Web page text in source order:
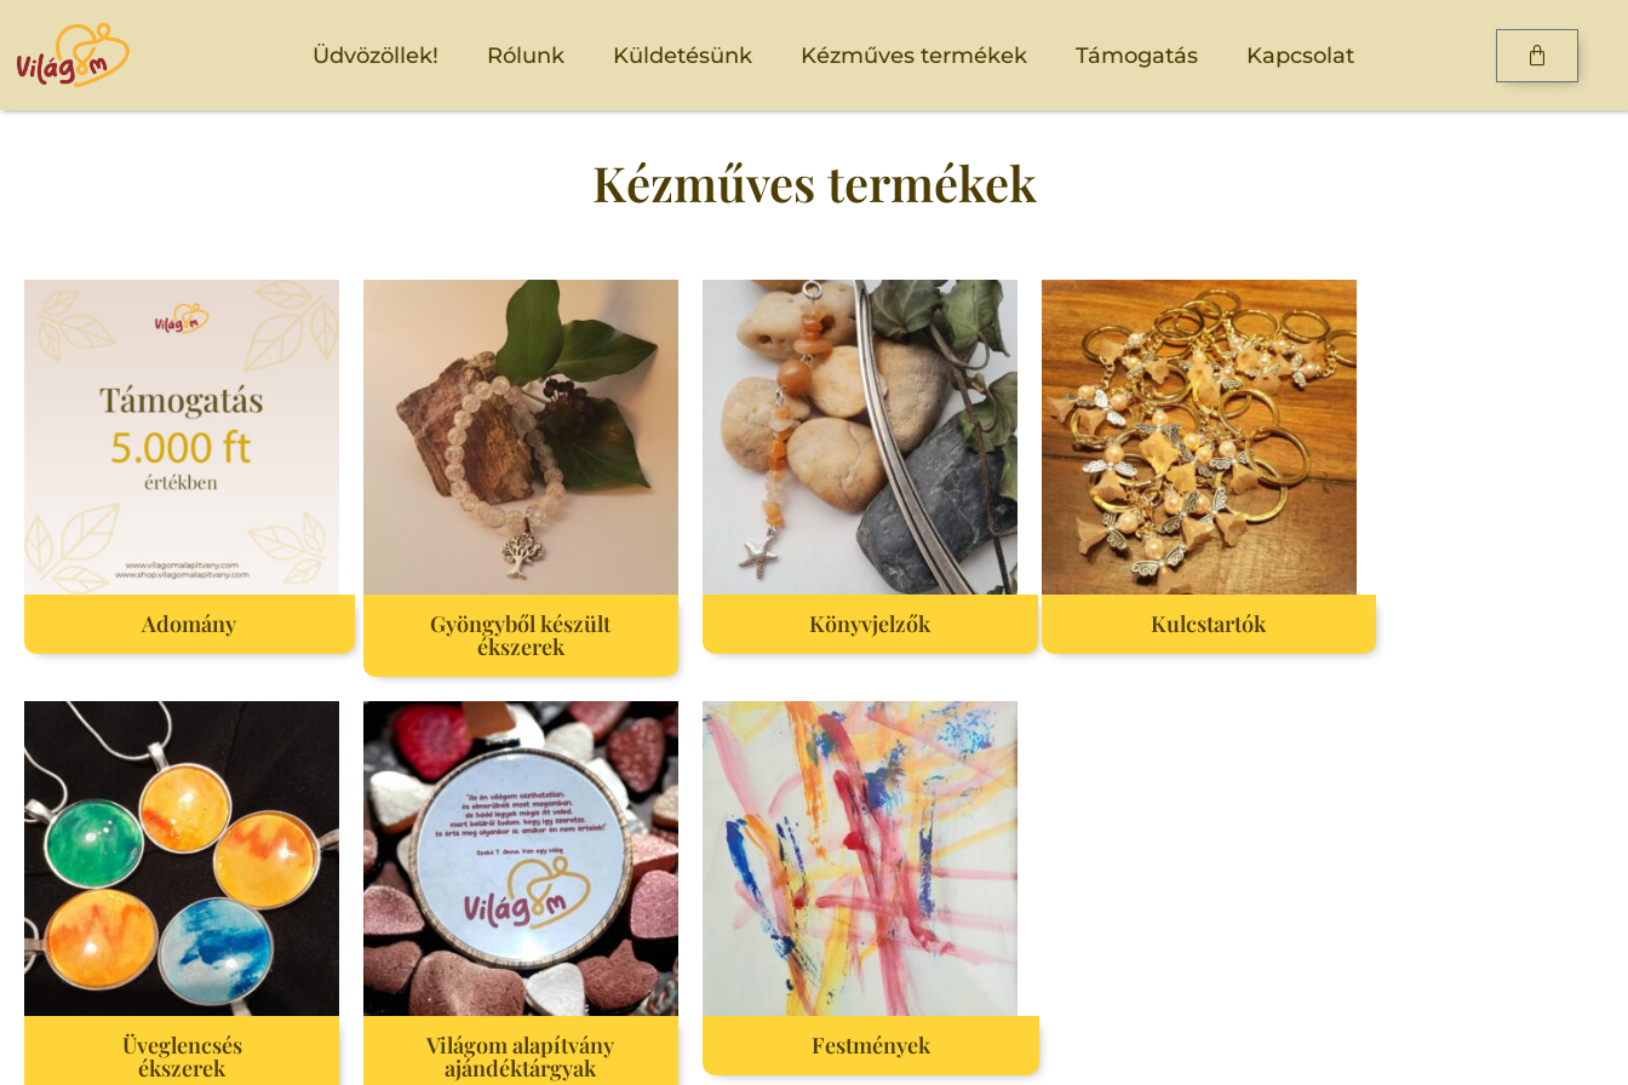
Üdvözöllek! Rólunk Küldetésünk Kézműves termékek Támogatás Kapcsolat
Kézműves termékek
Adomány Gyöngyből készült
ékszerek
Könyvjelzők Kulcstartók
Üveglencsés
ékszerek
Világom alapítvány
ajándéktárgyak
Festmények